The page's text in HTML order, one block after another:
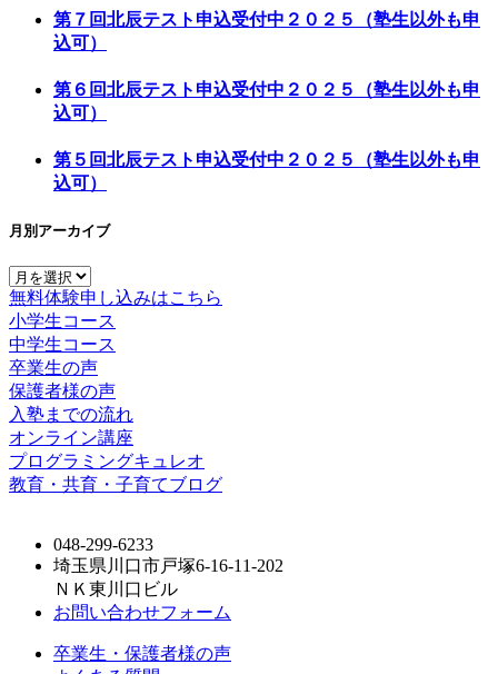
第７回北辰テスト申込受付中２０２５（塾生以外も申
込可）
第６回北辰テスト申込受付中２０２５（塾生以外も申
込可）
第５回北辰テスト申込受付中２０２５（塾生以外も申
込可）
月別アーカイブ
月
別
ア
ー
カ
イ
ブ
無料体験申し込みはこちら
小学生コース
中学生コース
卒業生の声
保護者様の声
入塾までの流れ
オンライン講座
プログラミングキュレオ
教育・共育・子育てブログ
048-299-6233
埼玉県川口市戸塚6-16-11-202
ＮＫ東川口ビル
お問い合わせフォーム
卒業生・保護者様の声